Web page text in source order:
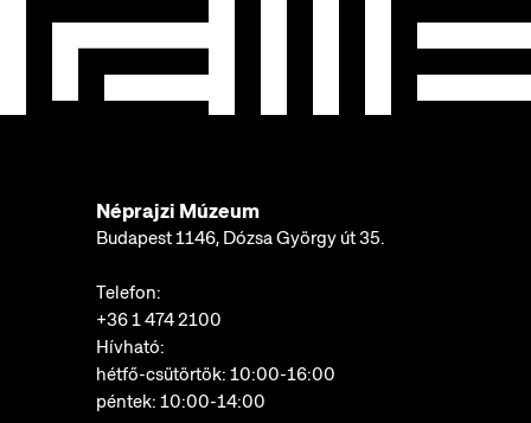
Néprajzi Múzeum
Budapest 1146, Dózsa György út 35.
Telefon:
+36 1 474 2100
Hívható:
hétfő-csütörtök: 10:00-16:00
péntek: 10:00-14:00